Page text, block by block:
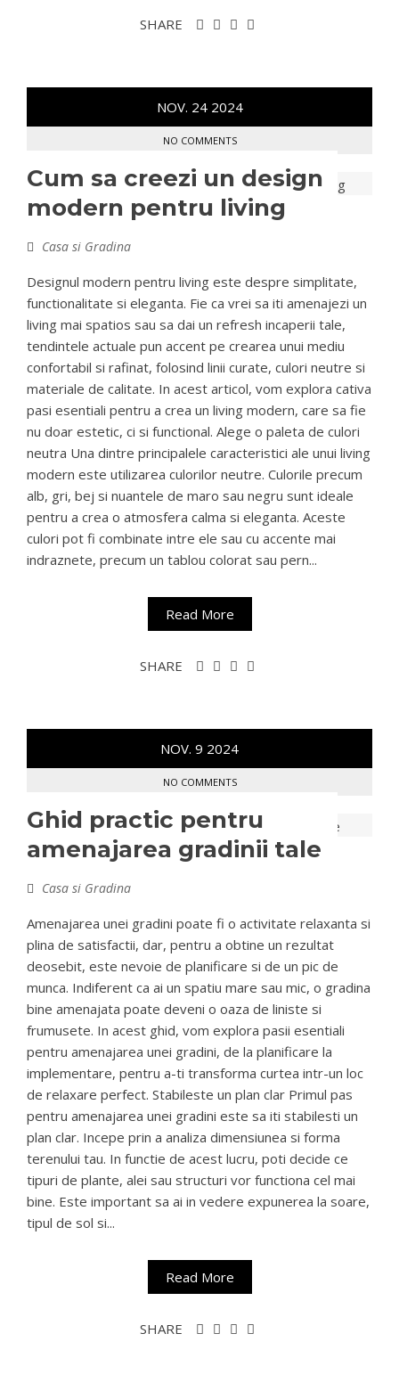
SHARE
NOV. 24 2024
NO COMMENTS
Cum sa creezi un design
modern pentru living
Casa si Gradina
Designul modern pentru living este despre simplitate,
functionalitate si eleganta. Fie ca vrei sa iti amenajezi un
living mai spatios sau sa dai un refresh incaperii tale,
tendintele actuale pun accent pe crearea unui mediu
confortabil si rafinat, folosind linii curate, culori neutre si
materiale de calitate. In acest articol, vom explora cativa
pasi esentiali pentru a crea un living modern, care sa fie
nu doar estetic, ci si functional. Alege o paleta de culori
neutra Una dintre principalele caracteristici ale unui living
modern este utilizarea culorilor neutre. Culorile precum
alb, gri, bej si nuantele de maro sau negru sunt ideale
pentru a crea o atmosfera calma si eleganta. Aceste
culori pot fi combinate intre ele sau cu accente mai
indraznete, precum un tablou colorat sau pern...
Read More
SHARE
NOV. 9 2024
NO COMMENTS
Ghid practic pentru
amenajarea gradinii tale
Casa si Gradina
Amenajarea unei gradini poate fi o activitate relaxanta si
plina de satisfactii, dar, pentru a obtine un rezultat
deosebit, este nevoie de planificare si de un pic de
munca. Indiferent ca ai un spatiu mare sau mic, o gradina
bine amenajata poate deveni o oaza de liniste si
frumusete. In acest ghid, vom explora pasii esentiali
pentru amenajarea unei gradini, de la planificare la
implementare, pentru a-ti transforma curtea intr-un loc
de relaxare perfect. Stabileste un plan clar Primul pas
pentru amenajarea unei gradini este sa iti stabilesti un
plan clar. Incepe prin a analiza dimensiunea si forma
terenului tau. In functie de acest lucru, poti decide ce
tipuri de plante, alei sau structuri vor functiona cel mai
bine. Este important sa ai in vedere expunerea la soare,
tipul de sol si...
Read More
SHARE